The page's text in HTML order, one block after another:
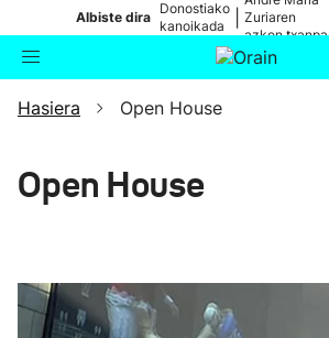
Albiste dira
Donostiako
kanoikada
Zuriaren
azken txanpa
Bilatzailea Aktualitatea
Hasiera Open House
Open House